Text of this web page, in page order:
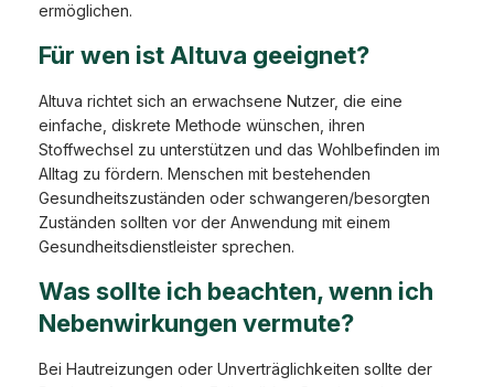
ermöglichen.
Für wen ist Altuva geeignet?
Altuva richtet sich an erwachsene Nutzer, die eine
einfache, diskrete Methode wünschen, ihren
Stoffwechsel zu unterstützen und das Wohlbefinden im
Alltag zu fördern. Menschen mit bestehenden
Gesundheitszuständen oder schwangeren/besorgten
Zuständen sollten vor der Anwendung mit einem
Gesundheitsdienstleister sprechen.
Was sollte ich beachten, wenn ich
Nebenwirkungen vermute?
Bei Hautreizungen oder Unverträglichkeiten sollte der